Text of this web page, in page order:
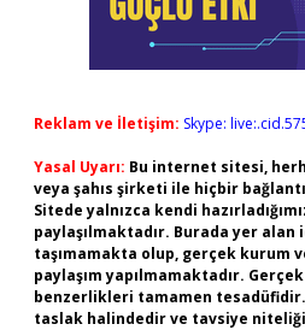
Reklam ve İletişim: Skype:
Yasal Uyarı: Bu internet sitesi,
veya şahıs şirketi ile hiçbir
Sitede yalnızca kendi
paylaşılmaktadır. Burada yer
taşımamakta olup, gerçek kurum
paylaşım yapılmamaktadır.
benzerlikleri tamamen
taslak halindedir ve tavsiye